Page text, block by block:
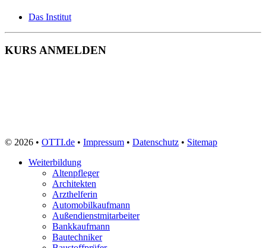
Das Institut
KURS ANMELDEN
© 2026 • OTTI.de • Impressum • Datenschutz • Sitemap
Weiterbildung
Altenpfleger
Architekten
Arzthelferin
Automobilkaufmann
Außendienstmitarbeiter
Bankkaufmann
Bautechniker